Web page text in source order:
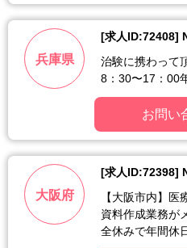
兵庫県
[求人ID:72408]
治験に携わって
8：30〜17：00
お問い
大阪府
[求人ID:72398]
【大阪市内】医
資料作成業務が
全休みで年間休